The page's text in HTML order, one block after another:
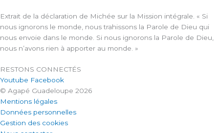
Extrait de la déclaration de Michée sur la Mission intégrale. « Si
nous ignorons le monde, nous trahissons la Parole de Dieu qui
nous envoie dans le monde. Si nous ignorons la Parole de Dieu,
nous n’avons rien à apporter au monde. »
RESTONS CONNECTÉS
Youtube Facebook
© Agapé Guadeloupe 2026
Mentions légales
Données personnelles
Gestion des cookies